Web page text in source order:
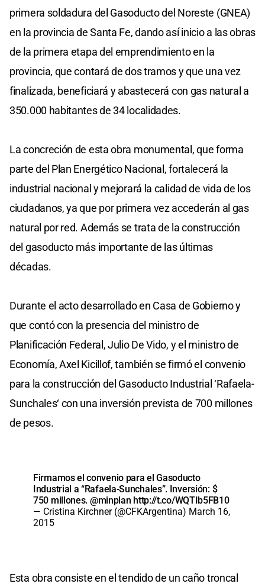
primera soldadura del Gasoducto del Noreste (GNEA)
en la provincia de Santa Fe, dando así inicio a las obras
de la primera etapa del emprendimiento en la
provincia, que contará de dos tramos y que una vez
finalizada, beneficiará y abastecerá con gas natural a
350.000 habitantes de 34 localidades.
La concreción de esta obra monumental, que forma
parte del Plan Energético Nacional, fortalecerá la
industrial nacional y mejorará la calidad de vida de los
ciudadanos, ya que por primera vez accederán al gas
natural por red. Además se trata de la construcción
del gasoducto más importante de las últimas
décadas.
Durante el acto desarrollado en Casa de Gobierno y
que contó con la presencia del ministro de
Planificación Federal, Julio De Vido, y el ministro de
Economía, Axel Kicillof, también se firmó el convenio
para la construcción del Gasoducto Industrial ‘Rafaela-
Sunchales‘ con una inversión prevista de 700 millones
de pesos.
Firmamos el convenio para el Gasoducto
Industrial a “Rafaela-Sunchales”. Inversión: $
750 millones. @minplan http://t.co/WQTIb5FB10
— Cristina Kirchner (@CFKArgentina) March 16,
2015
Esta obra consiste en el tendido de un caño troncal